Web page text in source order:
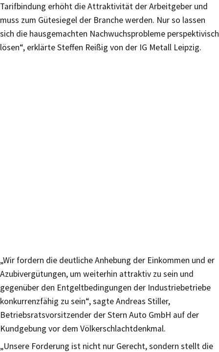
Tarifbindung erhöht die Attraktivität der Arbeitgeber und
muss zum Gütesiegel der Branche werden. Nur so lassen
sich die hausgemachten Nachwuchsprobleme perspektivisch
lösen“, erklärte Steffen Reißig von der IG Metall Leipzig.
„Wir fordern die deutliche Anhebung der Einkommen und er
Azubivergütungen, um weiterhin attraktiv zu sein und
gegenüber den Entgeltbedingungen der Industriebetriebe
konkurrenzfähig zu sein“, sagte Andreas Stiller,
Betriebsratsvorsitzender der Stern Auto GmbH auf der
Kundgebung vor dem Völkerschlachtdenkmal.
„Unsere Forderung ist nicht nur Gerecht, sondern stellt die